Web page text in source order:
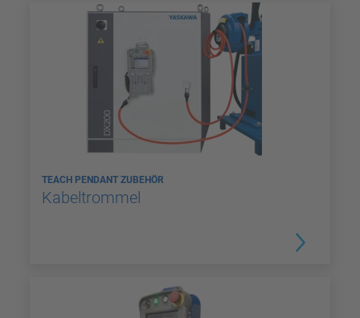
TEACH PENDANT ZUBEHÖR
Kabeltrommel